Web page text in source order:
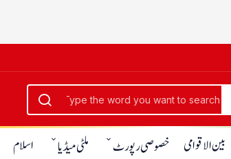
بین الاقوامی خصوصی رپورٹ ملٹی میڈیا اسلام